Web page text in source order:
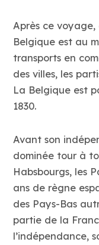
Après ce
Belgique est au
transports en
des villes, les
La Belgique est
1830.
Avant son
dominée tour à
Habsbourgs, les
ans de règne
des Pays-Bas
partie de la
l’indépendance,